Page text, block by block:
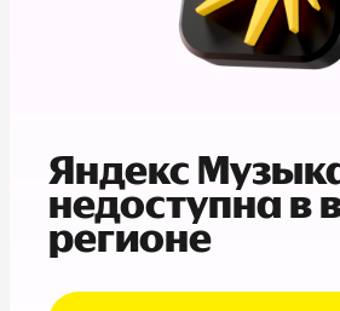
Яндекс
недоступна в
регионе